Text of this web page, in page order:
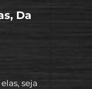
Da
seja